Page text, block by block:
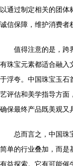
以通过制定相关的团
诚信保障，维护消费者
值得注意的是，跨
有珠宝元素都适合融入
于浮夸。中国珠宝玉石
艺评估和美学指导方面
确保最终产品既美观又
总而言之，中国珠
简单的行业叠加，而是
有益探索。它有可能催